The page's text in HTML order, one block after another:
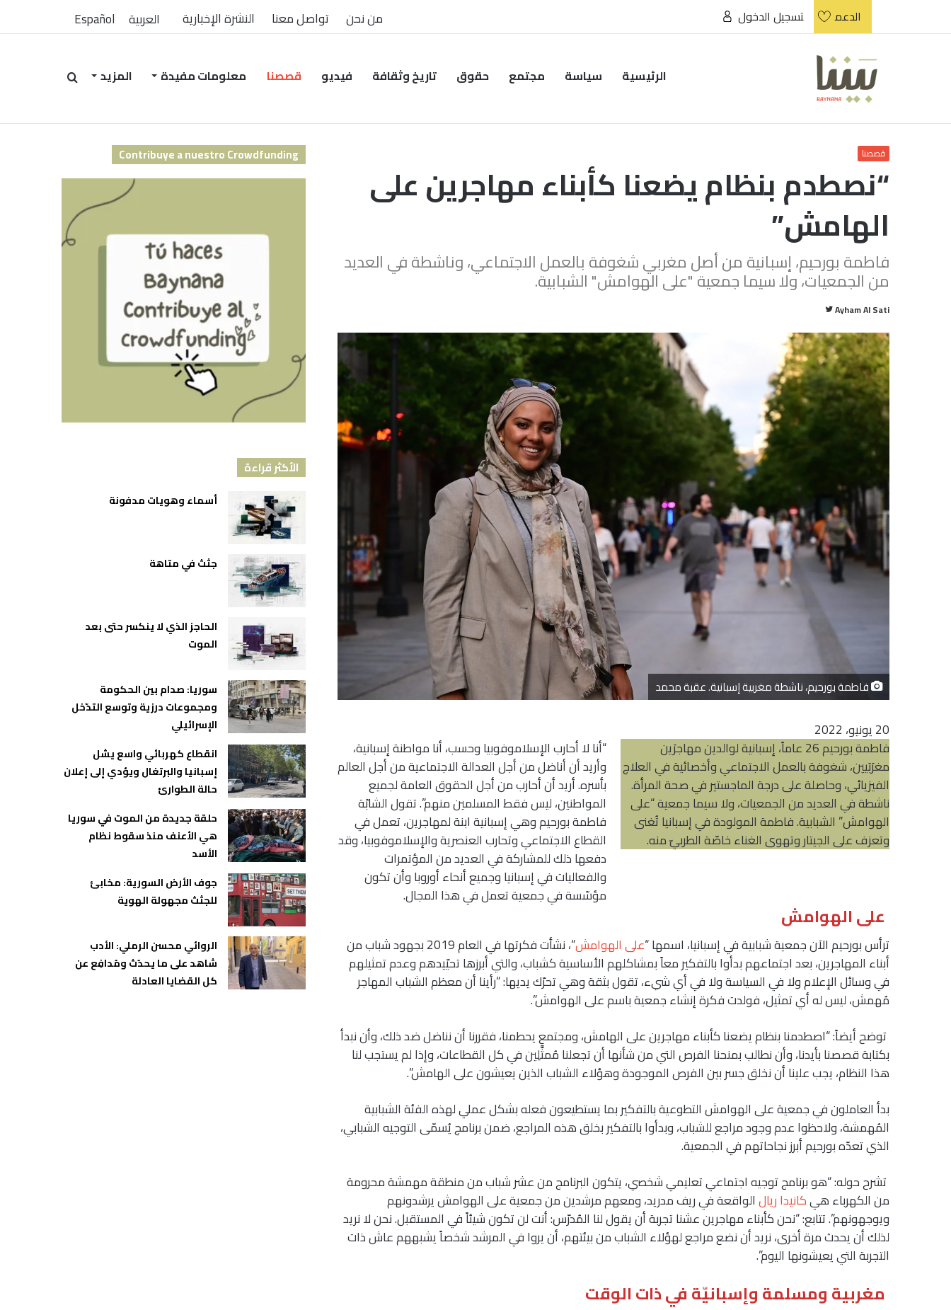
الدعم تسجيل الدخول من نحن تواصل معنا النشرة الإخبارية العربية Español
الرئيسية سياسة مجتمع حقوق تاريخ وثقافة فيديو قصصنا معلومات مفيدة المزيد بحث
قصصنا
“نصطدم بنظام يضعنا كأبناء مهاجرين على
الهامش”
فاطمة بورحيم، إسبانية من أصل مغربي شغوفة بالعمل الاجتماعي، وناشطة في العديد
من الجمعيات، ولا سيما جمعية "على الهوامش" الشبابية.
Ayham Al Sati
تويتر
فاطمة بورحيم، ناشطة مغربية إسبانية. عقبة محمد
20 يونيو، 2022
فاطمة بورحيم 26 عاماً، إسبانية لوالدين مهاجرَين
مغرَبَيين، شغوفة بالعمل الاجتماعي وأخصائية في العلاج
الفيزيائي، وحاصلة على درجة الماجستير في صحة المرأة.
ناشطة في العديد من الجمعيات، ولا سيما جمعية “على
الهوامش” الشبابية. فاطمة المولودة في إسبانيا تُغنى
وتعزف على الجيتار وتهوى الغناء خاصّة الطربيّ منه.
“أنا لا أحارب الإسلاموفوبيا وحسب، أنا مواطنة إسبانية،
وأريد أن أناضل من أجل العدالة الاجتماعية من أجل العالم
بأسره. أريد أن أحارب من أجل الحقوق العامة لجميع
المواطنين، ليس فقط المسلمين منهم”. تقول الشابّة
فاطمة بورحيم وهي إسبانية ابنة لمهاجرين، تعمل في
القطاع الاجتماعي وتحارب العنصرية والإسلاموفوبيا، وقد
دفعها ذلك للمشاركة في العديد من المؤتمرات
والفعاليات في إسبانيا وجميع أنحاء أوروبا وأن تكون
مؤسّسة في جمعية تعمل في هذا المجال.
على الهوامش
ترأس بورحيم الآن جمعية شبابية في إسبانيا، اسمها “على الهوامش
“، نشأت فكرتها في العام 2019 بجهود شباب من
أبناء المهاجرين، بعد اجتماعهم بدأوا بالتفكير معاً بمشاكلهم الأساسية كشباب، والتي أبرزها تحيّيدهم وعدم تمثيلهم
في وسائل الإعلام ولا في السياسة ولا في أي شيء، تقول بثقة وهي تحرّك يديها: “رأينا أن معظم الشباب المهاجر
مُهمش، ليس له أي تمثيل، فولدت فكرة إنشاء جمعية باسم على الهوامش”.
توضح أيضاً: “اصطدمنا بنظام يضعنا كأبناء مهاجرين على الهامش، ومجتمع يحطمنا، فقررنا أن نناضل ضد ذلك، وأن نبدأ
بكتابة قصصنا بأيدنا، وأن نطالب بمنحنا الفرص التي من شأنها أن تجعلنا مُمثَّلِين في كل القطاعات، وإذا لم يستجب لنا
هذا النظام، يجب علينا أن نخلق جسر بين الفرص الموجودة وهؤلاء الشباب الذين يعيشون على الهامش”.
بدأ العاملون في جمعية على الهوامش التطوعية بالتفكير بما يستطيعون فعله بشكل عملي لهذه الفئة الشبابية
المُهمشة، ولاحظوا عدم وجود مراجع للشباب، وبدأوا بالتفكير بخلق هذه المراجع، ضمن برنامج يُسمّى التوجيه الشبابي،
الذي تعدّه بورحيم أبرز نجاحاتهم في الجمعية.
تشرح حوله: “هو برنامج توجيه اجتماعي تعليمي شخصي، يتكون البرنامج من عشر شباب من منطقة مهمشة محرومة
من الكهرباء هيكانيدا ريالالواقعة في ريف مدريد، ومعهم مرشدين من جمعية على الهوامش يرشدونهم
ويوجهونهم”. تتابع: “نحن كأبناء مهاجرين عشنا تجربة أن يقول لنا المُدرّس: أنت لن تكون شيئاً في المستقبل. نحن لا نريد
لذلك أن يحدث مرة أخرى، نريد أن نضع مراجع لهؤلاء الشباب من بيئتهم، أن يروا في المرشد شخصاً يشبههم عاش ذات
التجربة التي يعيشونها اليوم”.
مغربية ومسلمة وإسبانيّة في ذات الوقت
Contribuye a nuestro Crowdfunding
الأكثر قراءة
أسماء وهويات مدفونة
جثث في متاهة
الحاجز الذي لا ينكسر حتى بعد
الموت
سوريا: صدام بين الحكومة
ومجموعات درزية وتوسع التدّخل
الإسرائيلي
انقطاع كهربائي واسع يشل
إسبانيا والبرتغال ويؤدي إلى إعلان
حالة الطوارئ
حلقة جديدة من الموت في سوريا
هي الأعنف منذ سقوط نظام
الأسد
جوف الأرض السورية: مخابئ
للجثث مجهولة الهوية
الروائي محسن الرملي: الأدب
شاهد على ما يحدُث ومُدافِع عن
كل القضايا العادلة